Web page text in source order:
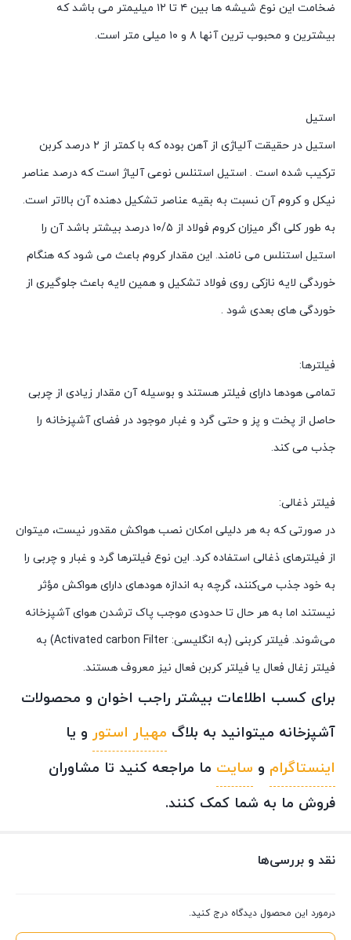
ضخامت این نوع شیشه ها بین ۴ تا ۱۲ میلیمتر می باشد که
بیشترین و محبوب ترین آنها ۸ و ۱۰ میلی متر است.
استیل
استیل در حقیقت آلیاژی از آهن بوده که با کمتر از ۲ درصد کربن
ترکیب شده است . استیل استنلس نوعی آلیاژ است که درصد عناصر
نیکل و کروم آن نسبت به بقیه عناصر تشکیل دهنده آن بالاتر است.
به طور کلی اگر میزان کروم فولاد از ۱۰/۵ درصد بیشتر باشد آن را
استیل استنلس می نامند. این مقدار کروم باعث می شود که هنگام
خوردگی لایه نازکی روی فولاد تشکیل و همین لایه باعث جلوگیری از
خوردگی های بعدی شود .
فیلترها:
تمامی هودها دارای فیلتر هستند و بوسیله آن مقدار زیادی از چربی
حاصل از پخت و پز و حتی گرد و غبار موجود در فضای آشپزخانه را
جذب می کند.
فیلتر ذغالی:
در صورتی ‌که به هر دلیلی امکان نصب هواکش مقدور نیست، میتوان
از فیلترهای ذغالی استفاده کرد. این نوع فیلترها گرد و غبار و چربی را
به خود جذب می‌کنند، گرچه به‌ اندازه هودهای دارای هواکش مؤثر
نیستند اما به‌ هر حال تا حدودی موجب پاک ‌ترشدن هوای آشپزخانه
می‌شوند. فیلتر کربنی (به انگلیسی: Activated carbon Filter) به
فیلتر زغال فعال یا فیلتر کربن فعال نیز معروف هستند.
برای کسب اطلاعات بیشتر راجب اخوان و محصولات
آشپزخانه میتوانید به بلاگ مهیار استور و یا
اینستاگرام و سایت ما مراجعه کنید تا مشاوران
فروش ما به شما کمک کنند.
نقد و بررسی‌ها
درمورد این محصول دیدگاه درج کنید.